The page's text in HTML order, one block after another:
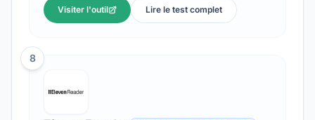
Visiter l'outil Lire le test complet
8